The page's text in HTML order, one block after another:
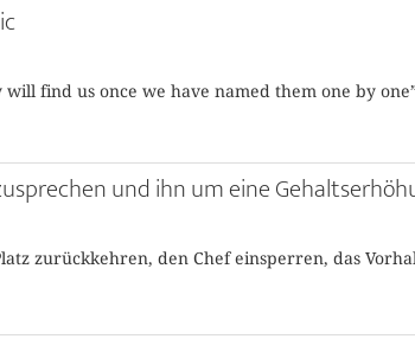
find us once we have named them one by
und ihn um eine
zurückkehren, den Chef einsperren, das